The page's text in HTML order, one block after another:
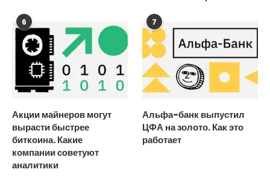
6
Акции майнеров могут
вырасти быстрее
биткоина. Какие
компании советуют
аналитики
7
Альфа-банк выпустил
ЦФА на золото. Как это
работает